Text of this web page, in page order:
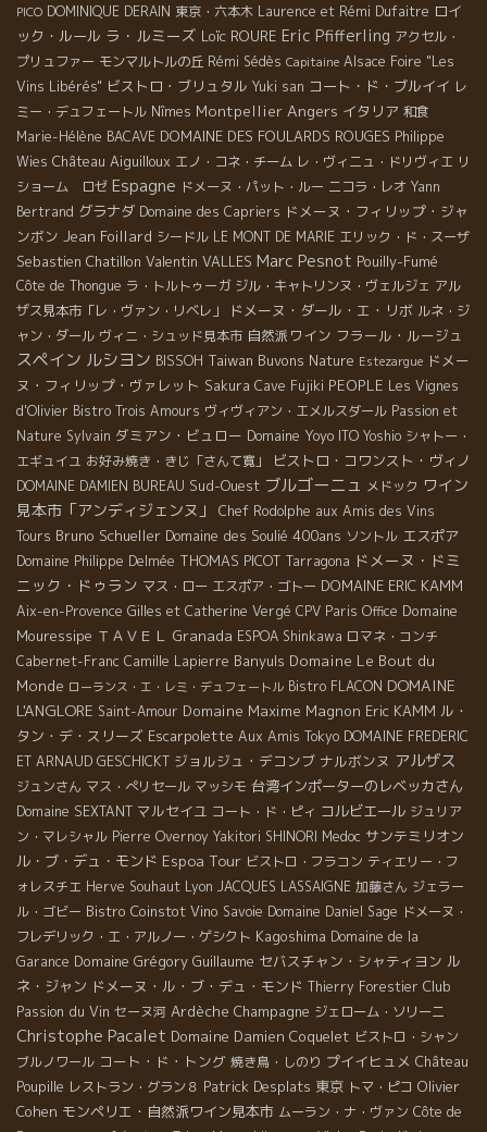
PICO DOMINIQUE DERAIN 東京・六本木 Laurence et Rémi Dufaitre ロイ
ック・ルール ラ・ルミーズ Loïc ROURE Eric Pfifferling アクセル・
プリュファー モンマルトルの丘 Rémi Sédès Capitaine Alsace Foire "Les
Vins Libérés" ビストロ・ブリュタル Yuki san コート・ド・ブルイイ レ
ミー・デュフェートル Nîmes Montpellier Angers イタリア 和食
Marie-Hélène BACAVE DOMAINE DES FOULARDS ROUGES Philippe
Wies Château Aiguilloux エノ・コネ・チーム レ・ヴィニュ・ドリヴィエ リ
ショーム ロゼ Espagne ドメーヌ・パット・ルー ニコラ・レオ Yann
Bertrand グラナダ Domaine des Capriers ドメーヌ・フィリップ・ジャ
ンボン Jean Foillard シードル LE MONT DE MARIE エリック・ド・スーザ
Sebastien Chatillon Valentin VALLES Marc Pesnot Pouilly-Fumé
Côte de Thongue ラ・トルトゥーガ ジル・キャトリンヌ・ヴェルジェ アル
ザス見本市「レ・ヴァン・リベレ」
ドメーヌ・ダール・エ・リボ ルネ・ジ
ャン・ダール ヴィニ・シュッド見本市 自然派ワイン フラール・ルージュ
スペイン ルシヨン BISSOH Taiwan Buvons Nature Estezargue ドメー
ヌ・フィリップ・ヴァレット Sakura Cave Fujiki PEOPLE Les Vignes
d'Olivier Bistro Trois Amours ヴィヴィアン・エメルスダール Passion et
Nature Sylvain ダミアン・ビュロー Domaine Yoyo ITO Yoshio シャトー・
エギュイユ お好み焼き・きじ「さんて寛」 ビストロ・コワンスト・ヴィノ
DOMAINE DAMIEN BUREAU Sud-Ouest ブルゴーニュ メドック ワイン
見本市「アンディジェンヌ」
Chef Rodolphe aux Amis des Vins
Tours Bruno Schueller Domaine des Soulié 400ans ソントル エスポア
Domaine Philippe Delmée THOMAS PICOT Tarragona ドメーヌ・ドミ
ニック・ドゥラン マス・ロー エスポア・ゴトー DOMAINE ERIC KAMM
Aix-en-Provence Gilles et Catherine Vergé CPV Paris Office Domaine
Mouressipe ＴＡＶＥＬ Granada ESPOA Shinkawa ロマネ・コンチ
Cabernet-Franc Camille Lapierre Banyuls Domaine Le Bout du
Monde ローランス・エ・レミ・デュフェートル Bistro FLACON DOMAINE
L'ANGLORE Saint-Amour Domaine Maxime Magnon Eric KAMM ル・
タン・デ・スリーズ Escarpolette Aux Amis Tokyo DOMAINE FREDERIC
ET ARNAUD GESCHICKT ジョルジュ・デコンブ ナルボンヌ アルザス
ジュンさん マス・ぺリセール マッシモ 台湾インポーターのレベッカさん
Domaine SEXTANT マルセイユ コート・ド・ピィ コルビエール ジュリア
ン・マレシャル Pierre Overnoy Yakitori SHINORI Medoc サンテミリオン
ル・ブ・デュ・モンド Espoa Tour ビストロ・フラコン ティエリー・フ
ォレスチエ Herve Souhaut Lyon JACQUES LASSAIGNE 加藤さん ジェラー
ル・ゴビー Bistro Coinstot Vino Savoie Domaine Daniel Sage ドメーヌ・
フレデリック・エ・アルノー・ゲシクト Kagoshima Domaine de la
Garance Domaine Grégory Guillaume セバスチャン・シャティヨン ル
ネ・ジャン ドメーヌ・ル・ブ・デュ・モンド Thierry Forestier Club
Passion du Vin セーヌ河 Ardèche Champagne ジェローム・ソリーニ
Christophe Pacalet Domaine Damien Coquelet ビストロ・シャン
ブルノワール コート・ド・トング 焼き鳥・しのり プイイヒュメ Château
Poupille レストラン・グラン８ Patrick Desplats 東京 トマ・ピコ Olivier
Cohen モンペリエ・自然派ワイン見本市 ムーラン・ナ・ヴァン Côte de